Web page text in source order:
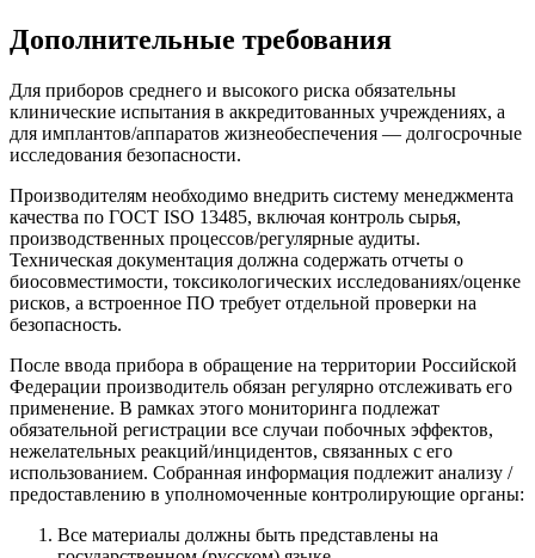
Дополнительные требования
Для приборов среднего и высокого риска обязательны
клинические испытания в аккредитованных учреждениях, а
для имплантов/аппаратов жизнеобеспечения — долгосрочные
исследования безопасности.
Производителям необходимо внедрить систему менеджмента
качества по ГОСТ ISO 13485, включая контроль сырья,
производственных процессов/регулярные аудиты.
Техническая документация должна содержать отчеты о
биосовместимости, токсикологических исследованиях/оценке
рисков, а встроенное ПО требует отдельной проверки на
безопасность.
После ввода прибора в обращение на территории Российской
Федерации производитель обязан регулярно отслеживать его
применение. В рамках этого мониторинга подлежат
обязательной регистрации все случаи побочных эффектов,
нежелательных реакций/инцидентов, связанных с его
использованием. Собранная информация подлежит анализу /
предоставлению в уполномоченные контролирующие органы:
Все материалы должны быть представлены на